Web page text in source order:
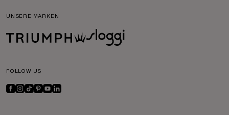
UNSERE MARKEN
FOLLOW US